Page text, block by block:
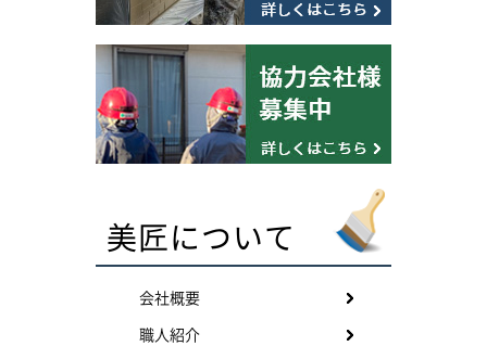
美匠について
会社概要
職人紹介